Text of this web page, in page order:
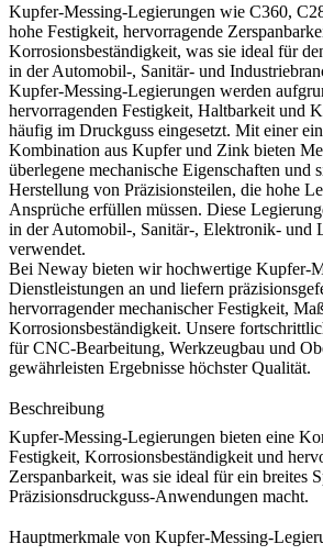
Kupfer-Messing-Legierungen wie C360,
hohe Festigkeit, hervorragende
Korrosionsbeständigkeit, was sie ideal für
in der Automobil-, Sanitär- und
Kupfer-Messing-Legierungen werden
hervorragenden Festigkeit, Haltbarkeit und
häufig im Druckguss eingesetzt. Mit einer
Kombination aus Kupfer und Zink bieten
überlegene mechanische Eigenschaften und
Herstellung von Präzisionsteilen, die hohe
Ansprüche erfüllen müssen. Diese
in der Automobil-, Sanitär-, Elektronik- und
verwendet.
Bei Neway bieten wir hochwertige Kupfer-
Dienstleistungen an und liefern
hervorragender mechanischer Festigkeit,
Korrosionsbeständigkeit. Unsere
fürCNC-Bearbeitung, Werkzeugbau und
gewährleisten Ergebnisse höchster Qualität.
Beschreibung
Kupfer-Messing-Legierungen bieten eine
Festigkeit, Korrosionsbeständigkeit und
Zerspanbarkeit, was sie ideal für ein breites
Präzisionsdruckguss-Anwendungen macht.
Hauptmerkmale von Kupfer-Messing-